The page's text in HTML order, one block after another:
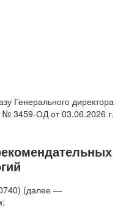
Генерального директора
3459-ОД от 03.06.2026 г.
(далее —